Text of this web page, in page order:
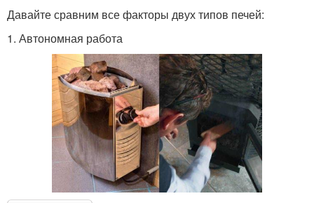
Давайте сравним все факторы двух типов печей:
1. Автономная работа ​